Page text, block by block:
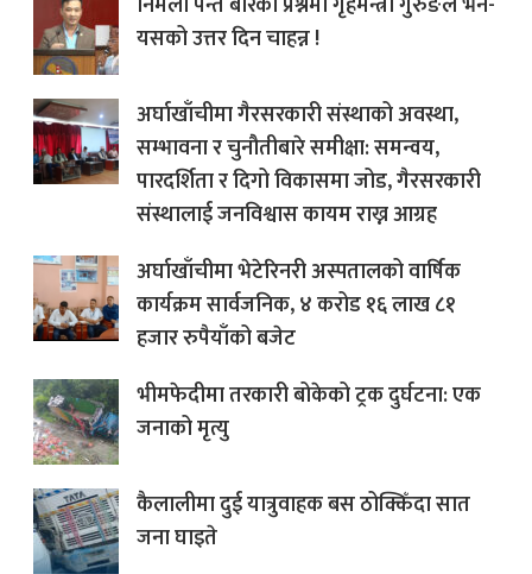
यसको उत्तर दिन चाहन्न !
अर्घाखाँचीमा गैरसरकारी संस्थाको अवस्था,
सम्भावना र चुनौतीबारे समीक्षा: समन्वय,
पारदर्शिता र दिगो विकासमा जोड, गैरसरकारी
संस्थालाई जनविश्वास कायम राख्न आग्रह
अर्घाखाँचीमा भेटेरिनरी अस्पतालको वार्षिक
कार्यक्रम सार्वजनिक, ४ करोड १६ लाख ८१
हजार रुपैयाँको बजेट
भीमफेदीमा तरकारी बोकेको ट्रक दुर्घटना: एक
जनाको मृत्यु
कैलालीमा दुई यात्रुवाहक बस ठोक्किँदा सात
जना घाइते